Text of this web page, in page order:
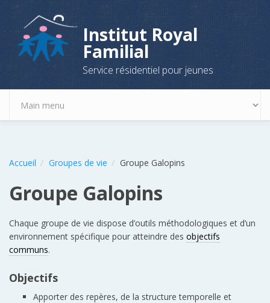
Aller au contenu principal
Institut Royal
Familial
Service résidentiel pour jeunes
Accueil Groupes de vie Groupe Galopins
Groupe Galopins
Chaque groupe de vie dispose d’outils méthodologiques et d’un
environnement spécifique pour atteindre des objectifs
communs.
Objectifs
Apporter des repères, de la structure temporelle et